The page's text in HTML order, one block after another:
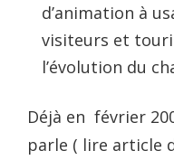
d’animation à
visiteurs et
l’évolution du
Déjà en février
parle ( lire article